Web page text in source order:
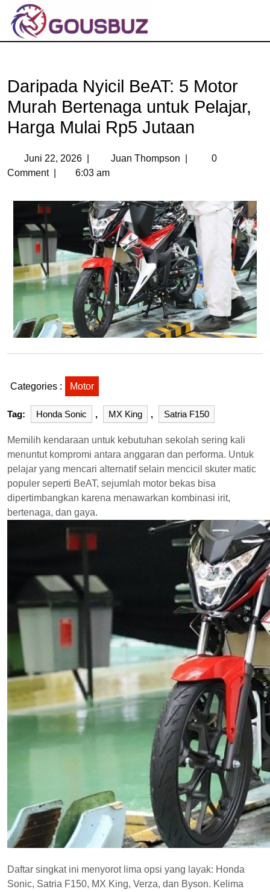
Daripada Nyicil BeAT: 5 Motor
Murah Bertenaga untuk Pelajar,
Harga Mulai Rp5 Jutaan
Juni 22, 2026 Juan Thompson
0
Comment
6:03 am
Categories : Motor
Tag: Honda Sonic , MX King , Satria F150
Memilih kendaraan untuk kebutuhan sekolah sering kali
menuntut kompromi antara anggaran dan performa. Untuk
pelajar yang mencari alternatif selain mencicil skuter matic
populer seperti BeAT, sejumlah motor bekas bisa
dipertimbangkan karena menawarkan kombinasi irit,
bertenaga, dan gaya.
Daftar singkat ini menyorot lima opsi yang layak: Honda
Sonic, Satria F150, MX King, Verza, dan Byson. Kelima